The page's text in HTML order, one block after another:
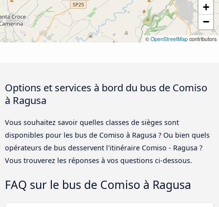
+
−
© OpenStreetMap contributors
Options et services à bord du bus de Comiso
à Ragusa
Vous souhaitez savoir quelles classes de sièges sont
disponibles pour les bus de Comiso à Ragusa ? Ou bien quels
opérateurs de bus desservent l'itinéraire Comiso - Ragusa ?
Vous trouverez les réponses à vos questions ci-dessous.
FAQ sur le bus de Comiso à Ragusa